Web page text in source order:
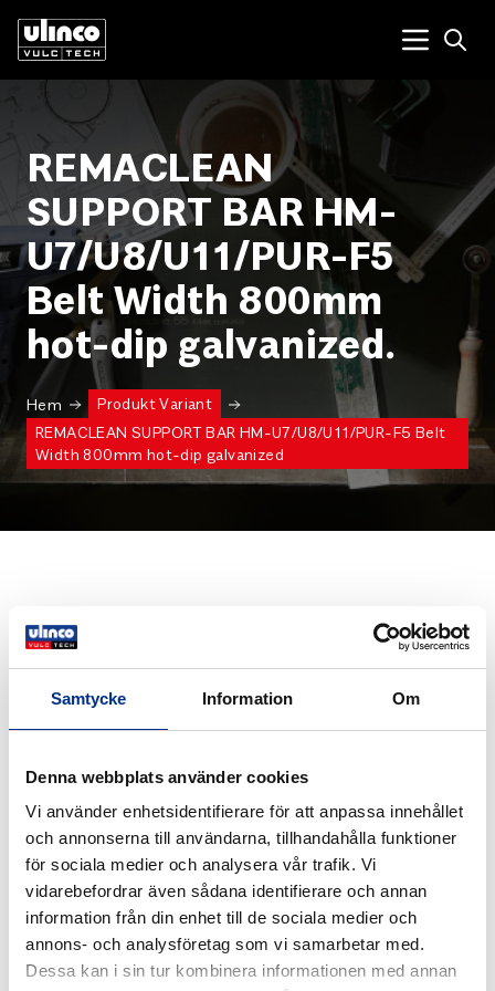
Samtycke Information Om
Denna webbplats använder cookies
Vi använder enhetsidentifierare för att anpassa innehållet
och annonserna till användarna, tillhandahålla funktioner
för sociala medier och analysera vår trafik. Vi
vidarebefordrar även sådana identifierare och annan
information från din enhet till de sociala medier och
annons- och analysföretag som vi samarbetar med.
Dessa kan i sin tur kombinera informationen med annan
Menu
REMACLEAN
SUPPORT BAR HM-
U7/U8/U11/PUR-F5
Belt Width 800mm
hot-dip galvanized.
Hem
Produkt Variant
REMACLEAN SUPPORT BAR HM-U7/U8/U11/PUR-F5 Belt
Width 800mm hot-dip galvanized